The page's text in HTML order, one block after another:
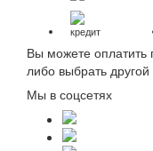
кредит
Вы можете оплатить
либо выбрать другой
Мы в соцсетях